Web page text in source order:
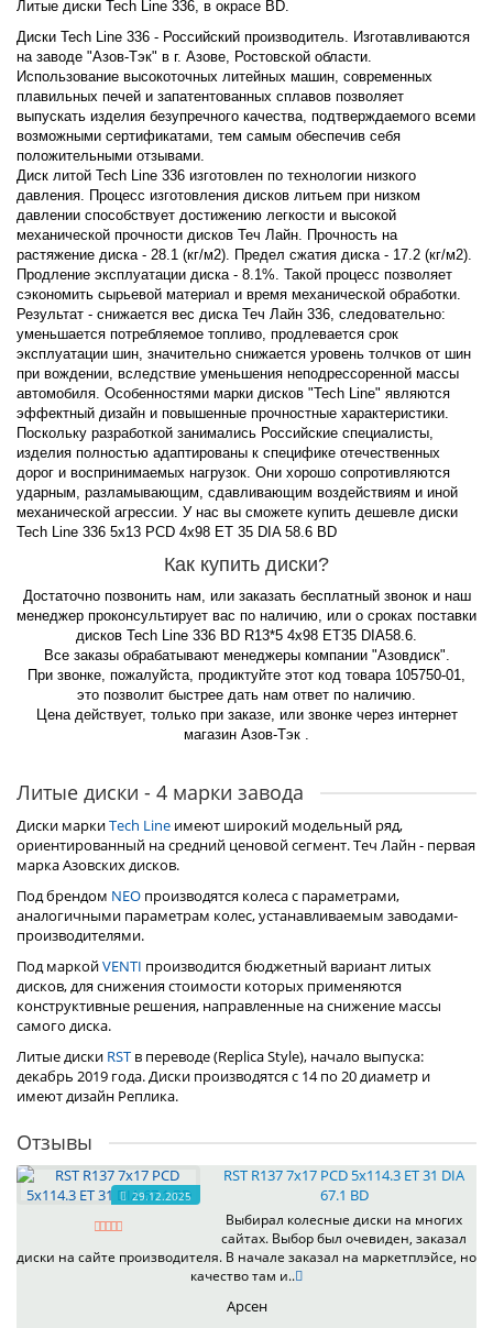
Литые диски Tech Line 336, в окрасе BD.
Диски Tech Line 336 - Российский производитель. Изготавливаются
на заводе "Азов-Тэк" в г. Азове, Ростовской области.
Использование высокоточных литейных машин, современных
плавильных печей и запатентованных сплавов позволяет
выпускать изделия безупречного качества, подтверждаемого всеми
возможными сертификатами, тем самым обеспечив себя
положительными отзывами.
Диск литой Tech Line 336 изготовлен по технологии низкого
давления. Процесс изготовления дисков литьем при низком
давлении способствует достижению легкости и высокой
механической прочности дисков Теч Лайн. Прочность на
растяжение диска - 28.1 (кг/м2). Предел сжатия диска - 17.2 (кг/м2).
Продление эксплуатации диска - 8.1%. Такой процесс позволяет
сэкономить сырьевой материал и время механической обработки.
Результат - снижается вес диска Теч Лайн 336, следовательно:
уменьшается потребляемое топливо, продлевается срок
эксплуатации шин, значительно снижается уровень толчков от шин
при вождении, вследствие уменьшения неподрессоренной массы
автомобиля. Особенностями марки дисков "Tech Line" являются
эффектный дизайн и повышенные прочностные характеристики.
Поскольку разработкой занимались Российские специалисты,
изделия полностью адаптированы к специфике отечественных
дорог и воспринимаемых нагрузок. Они хорошо сопротивляются
ударным, разламывающим, сдавливающим воздействиям и иной
механической агрессии. У нас вы сможете купить дешевле диски
Tech Line 336 5x13 PCD 4x98 ET 35 DIA 58.6 BD
Как купить диски?
Достаточно позвонить нам, или заказать бесплатный звонок и наш
менеджер проконсультирует вас по наличию, или о сроках поставки
дисков Tech Line 336 BD R13*5 4x98 ET35 DIA58.6.
Все заказы обрабатывают менеджеры компании "Азовдиск".
При звонке, пожалуйста, продиктуйте этот код товара 105750-01,
это позволит быстрее дать нам ответ по наличию.
Цена действует, только при заказе, или звонке через интернет
магазин Азов-Тэк .
Литые диски - 4 марки завода
Диски маркиTech Line имеют широкий модельный ряд,
ориентированный на средний ценовой сегмент. Теч Лайн - первая
марка Азовских дисков.
Под брендом NEO производятся колеса с параметрами,
аналогичными параметрам колес, устанавливаемым заводами-
производителями.
Под маркойVENTI производится бюджетный вариант литых
дисков, для снижения стоимости которых применяются
конструктивные решения, направленные на снижение массы
самого диска.
Литые диски RST в переводе (Replica Style), начало выпуска:
декабрь 2019 года. Диски производятся с 14 по 20 диаметр и
имеют дизайн Реплика.
Отзывы
29.12.2025
RST R137 7x17 PCD 5x114.3 ET 31 DIA
67.1 BD
Выбирал колесные диски на многих
сайтах. Выбор был очевиден, заказал
диски на сайте производителя. В начале заказал на маркетплэйсе, но
качество там и..
Арсен